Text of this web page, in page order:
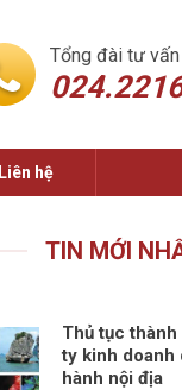
Tổng đài tư vấn
Liên hệ
TIN MỚI
Thủ tục
ty kinh doanh
hành nội địa